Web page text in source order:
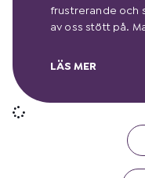
frustrerande och
av oss stött på.
LÄS MER